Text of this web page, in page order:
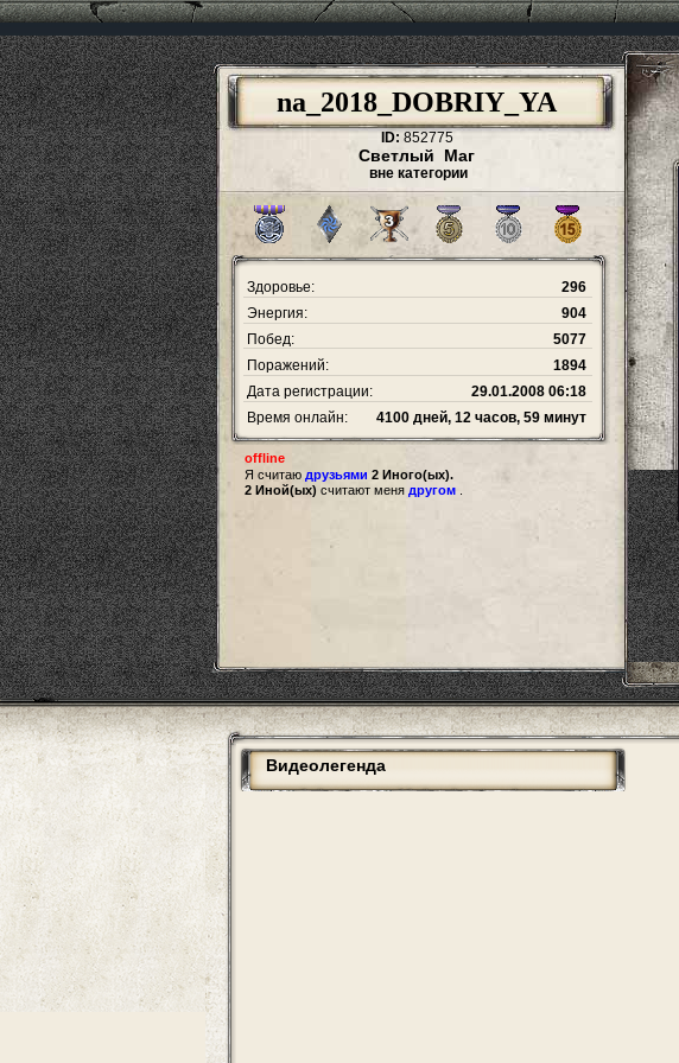
na_2018_DOBRIY_YA
ID: 852775
Светлый Маг
вне категории
Здоровье:
296
Энергия:
904
Побед:
5077
Поражений:
1894
Дата регистрации:
29.01.2008 06:18
Время онлайн:
4100 дней, 12 часов, 59 минут
offline
Я считаю друзьями 2 Иного(ых).
2 Иной(ых) считают меня другом
Видеолегенда